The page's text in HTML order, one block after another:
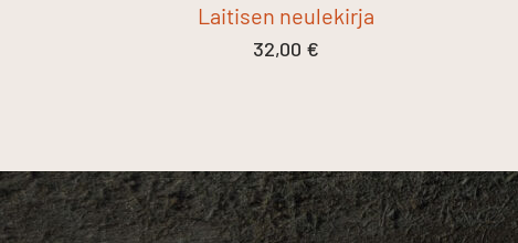
Laitisen neulekirja
32,00 €